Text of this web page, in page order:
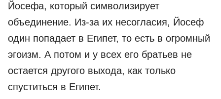
Йосефа, который символизирует
объединение. Из-за их несогласия, Йосеф
один попадает в Египет, то есть в огромный
эгоизм. А потом и у всех его братьев не
остается другого выхода, как только
спуститься в Египет.